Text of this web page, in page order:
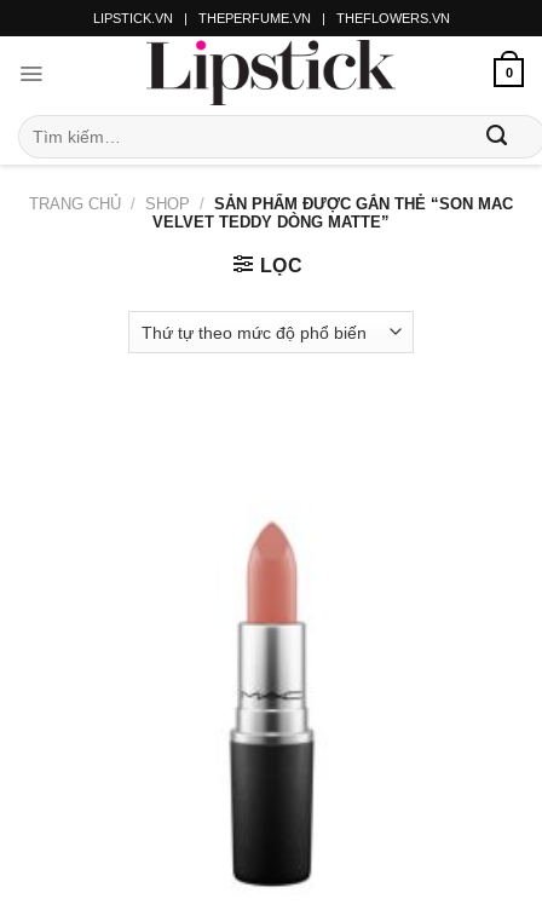
LIPSTICK.VN | THEPERFUME.VN | THEFLOWERS.VN
0
TRANG CHỦ / SHOP / SẢN PHẨM ĐƯỢC GẮN THẺ “SON MAC
VELVET TEDDY DÒNG MATTE”
LỌC